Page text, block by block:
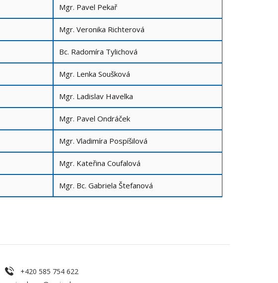
Mgr. Pavel Pekař
Mgr. Veronika Richterová
Bc. Radomíra Tylichová
Mgr. Lenka Soušková
Mgr. Ladislav Havelka
Mgr. Pavel Ondráček
Mgr. Vladimíra Pospíšilová
Mgr. Kateřina Coufalová
Mgr. Bc. Gabriela Štefanová
+420 585 754 622